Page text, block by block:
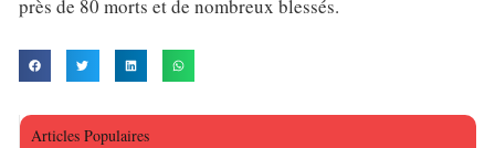
près de 80 morts et de nombreux blessés.
Articles Populaires